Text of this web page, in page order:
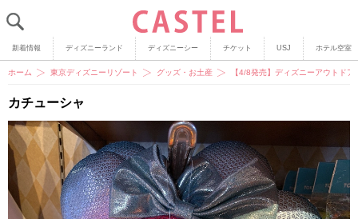
新着情報 ディズニーランド ディズニーシー チケット USJ ホテル空室
ホーム 東京ディズニーリゾート グッズ・お土産 【4/8発売】ディズニーアウトド
カチューシャ